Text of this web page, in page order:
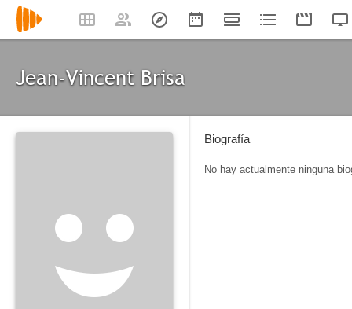
Jean-Vincent Brisa
Biografía
No hay actualmente ninguna